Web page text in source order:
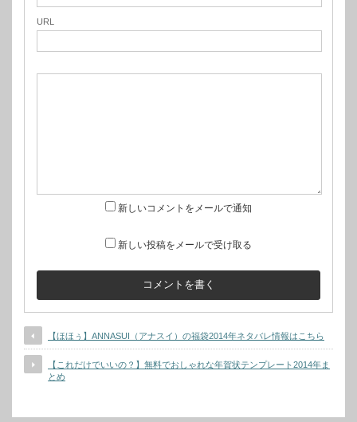
URL
新しいコメントをメールで通知
新しい投稿をメールで受け取る
【ほほぅ】ANNASUI（アナスイ）の福袋2014年ネタバレ情報はこちら
【これだけでいいの？】無料でおしゃれな年賀状テンプレート2014年ま
とめ